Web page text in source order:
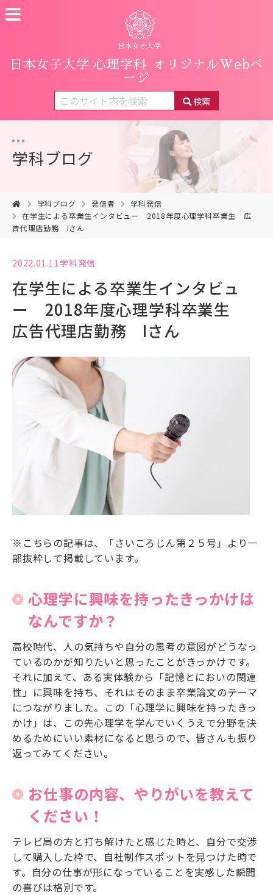
日本女子大学 心理学科
オリジナルWebペ
ージ
検索
学科ブログ
学科ブログ 発信者
学科発信
在学生による卒業生インタビュー 2018年度心理学科卒業生 広
告代理店勤務 Iさん
2022.01.11学科発信
在学生による卒業生インタビュ
ー 2018年度心理学科卒業生
広告代理店勤務 Iさん
※こちらの記事は、「さいころじん第２５号」より一
部抜粋して掲載しています。
心理学に興味を持ったきっかけは
なんですか？
高校時代、人の気持ちや自分の思考の意図がどうなっ
ているのかが知りたいと思ったことがきっかけです。
それに加えて、ある実体験から「記憶とにおいの関連
性」に興味を持ち、それはそのまま卒業論文のテーマ
につながりました。この「心理学に興味を持ったきっ
かけ」は、この先心理学を学んでいくうえで分野を決
めるためにいい素材になると思うので、皆さんも振り
返ってみてください。
お仕事の内容、やりがいを教えて
ください！
テレビ局の方と打ち解けたと感じた時と、自分で交渉
して購入した枠で、自社制作スポットを見つけた時で
す。自分の仕事が形になっていることを実感した瞬間
の喜びは格別です。